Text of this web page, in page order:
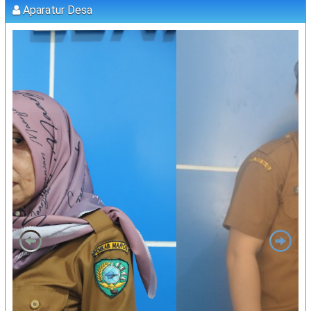
Koordinator
PELATIHAN FORUM DISABILITAS T.A 2023
Koordinator
MUSRENBANG DESA
Waktu
Lokasi Kantor Desa Sambueja
Koordinator
"MUSYAWARAH DESA"
Waktu : 25 September 2023 13:00:00
Lokasi : Kantor Desa Sambueja
Koordinator : JUFRI
PELATIHAN PENYULUHAN PENGASUHAN BERSAMA
Aparatur Desa